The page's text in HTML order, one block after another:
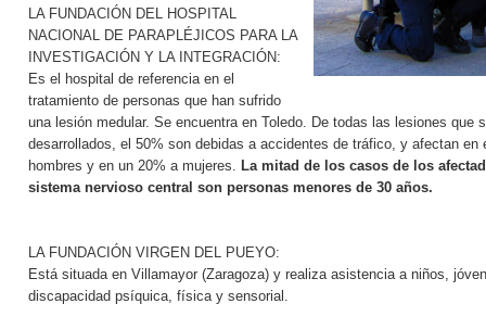
LA FUNDACIÓN DEL HOSPITAL
NACIONAL DE PARAPLÉJICOS PARA LA
INVESTIGACIÓN Y LA INTEGRACIÓN:
Es el hospital de referencia en el
tratamiento de personas que han sufrido
una lesión medular. Se encuentra en Toledo. De todas las lesiones que
desarrollados, el 50% son debidas a accidentes de tráfico, y afectan en
hombres y en un 20% a mujeres. La mitad de los casos de los
sistema nervioso central son personas menores de 30 años.
LA FUNDACIÓN VIRGEN DEL PUEYO:
Está situada en Villamayor (Zaragoza) y realiza asistencia a niños,
discapacidad psíquica, física y sensorial.